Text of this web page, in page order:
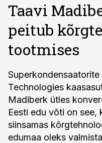
Taavi
peitub
tootmises
Technologies
Madiberk ütles
Eesti edu võti on see,
siinsamas
edumaa oleks